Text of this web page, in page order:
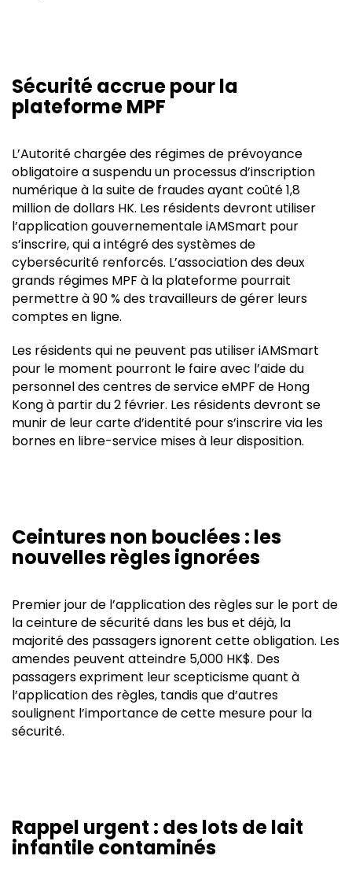
Sécurité accrue pour la
plateforme MPF
L’Autorité chargée des régimes de prévoyance
obligatoire a suspendu un processus d’inscription
numérique à la suite de fraudes ayant coûté 1,8
million de dollars HK. Les résidents devront utiliser
l’application gouvernementale iAMSmart pour
s’inscrire, qui a intégré des systèmes de
cybersécurité renforcés. L’association des deux
grands régimes MPF à la plateforme pourrait
permettre à 90 % des travailleurs de gérer leurs
comptes en ligne.
Les résidents qui ne peuvent pas utiliser iAMSmart
pour le moment pourront le faire avec l’aide du
personnel des centres de service eMPF de Hong
Kong à partir du 2 février. Les résidents devront se
munir de leur carte d’identité pour s’inscrire via les
bornes en libre-service mises à leur disposition.
Ceintures non bouclées : les
nouvelles règles ignorées
Premier jour de l’application des règles sur le port de
la ceinture de sécurité dans les bus et déjà, la
majorité des passagers ignorent cette obligation. Les
amendes peuvent atteindre 5,000 HK$. Des
passagers expriment leur scepticisme quant à
l’application des règles, tandis que d’autres
soulignent l’importance de cette mesure pour la
sécurité.
Rappel urgent : des lots de lait
infantile contaminés